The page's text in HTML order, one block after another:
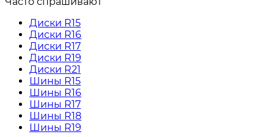
Диски R15
Диски R16
Диски R17
Диски R19
Диски R21
Шины R15
Шины R16
Шины R17
Шины R18
Шины R19